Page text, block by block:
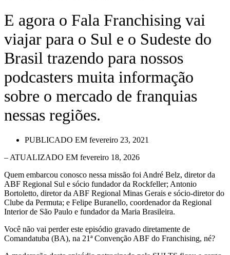
E agora o Fala Franchising vai
viajar para o Sul e o Sudeste do
Brasil trazendo para nossos
podcasters muita informação
sobre o mercado de franquias
nessas regiões.
PUBLICADO EM fevereiro 23, 2021
– ATUALIZADO EM fevereiro 18, 2026
Quem embarcou conosco nessa missão foi André Belz, diretor da
ABF Regional Sul e sócio fundador da Rockfeller; Antonio
Bortoletto, diretor da ABF Regional Minas Gerais e sócio-diretor do
Clube da Permuta; e Felipe Buranello, coordenador da Regional
Interior de São Paulo e fundador da Maria Brasileira.
Você não vai perder este episódio gravado diretamente de
Comandatuba (BA), na 21ª Convenção ABF do Franchising, né?